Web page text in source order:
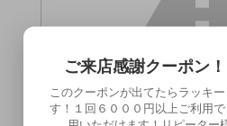
ご来店感謝クーポン
このクーポンが出てたらラッキ
す！１回６０００円以上ご利用